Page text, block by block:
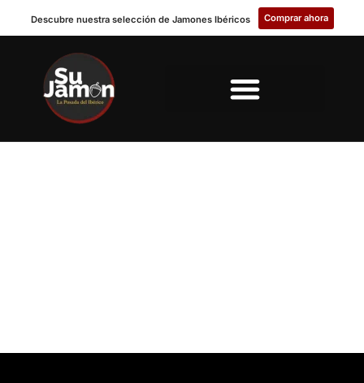
Descubre nuestra selección de Jamones Ibéricos Comprar ahora